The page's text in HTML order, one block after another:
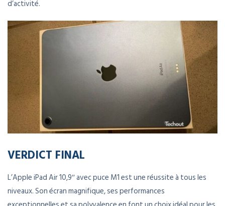
d’activité.
VERDICT FINAL
L’Apple iPad Air 10,9″ avec puce M1 est une réussite à tous les
niveaux. Son écran magnifique, ses performances